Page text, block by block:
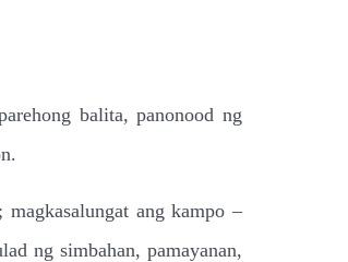
balita, panonood ng
ang kampo –
ng simbahan, pamayanan,